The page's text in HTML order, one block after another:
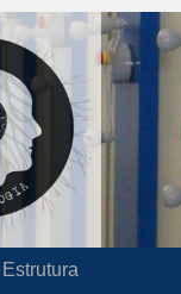
Estrutura